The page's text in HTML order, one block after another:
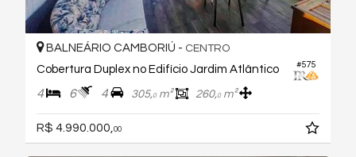
#575
BALNEÁRIO CAMBORIÚ - CENTRO
Cobertura Duplex no Edifício Jardim Atlântico
4 6 4 305,0m² 260,0m²
R$ 4.990.000, 00